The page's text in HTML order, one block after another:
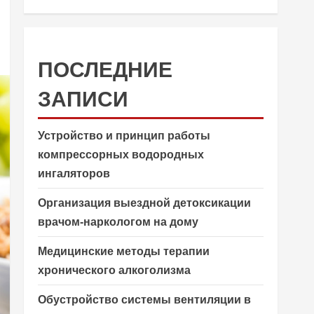
ПОСЛЕДНИЕ
ЗАПИСИ
Устройство и принцип работы
компрессорных водородных
ингаляторов
Организация выездной детоксикации
врачом-наркологом на дому
Медицинские методы терапии
хронического алкоголизма
Обустройство системы вентиляции в